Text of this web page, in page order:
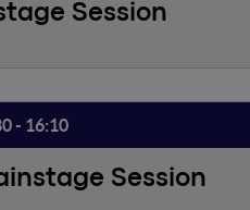
Session
- 16:10
Session